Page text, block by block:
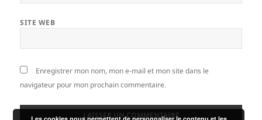
SITE WEB
Enregistrer mon nom, mon e-mail et mon site dans le
navigateur pour mon prochain commentaire.